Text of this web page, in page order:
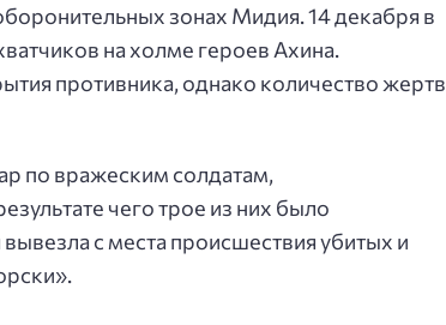
зонах Мидия. 14 декабря в
на холме героев Ахина.
противника, однако количество жертв
по вражеским солдатам,
чего трое из них было
с места происшествия убитых и